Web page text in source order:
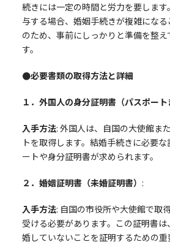
続きには一定の時間と労力を要しま
与する場合、婚姻手続きが複雑にな
のため、事前にしっかりと準備を整
す。
●必要書類の取得方法と詳細
１．外国人の身分証明書（パスポート
入手方法: 外国人は、自国の大使館ま
トを取得します。結婚手続きに必要
ートや身分証明書が求められます。
２．婚姻証明書（未婚証明書） :
入手方法: 自国の市役所や大使館で取
受ける必要があります。この証明書
婚していないことを証明するための重